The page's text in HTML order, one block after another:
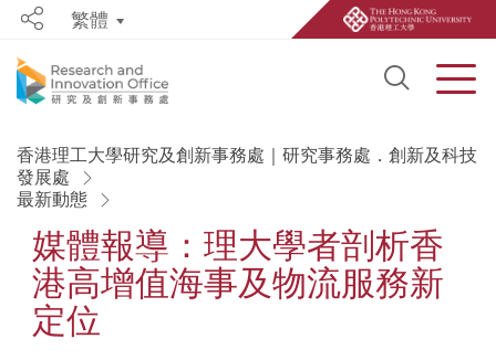
Open
Share繁體
香港理工大學研究及創新事務處｜研究事務處．創新及科技
發展處
最新動態
媒體報導：理大學者剖析香
港高增值海事及物流服務新
定位